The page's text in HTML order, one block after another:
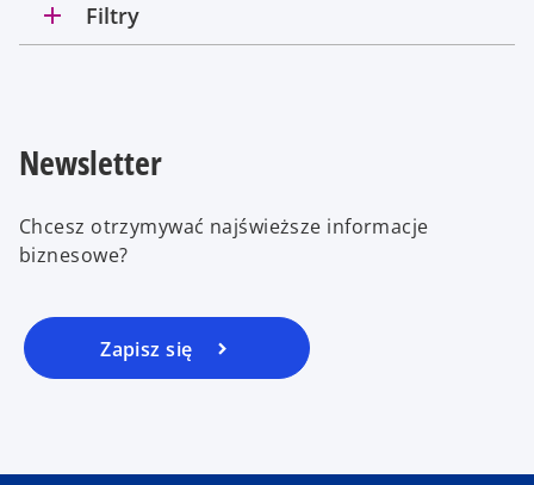
add Filtry
Newsletter
Chcesz otrzymywać najświeższe informacje
biznesowe?
Zapisz się